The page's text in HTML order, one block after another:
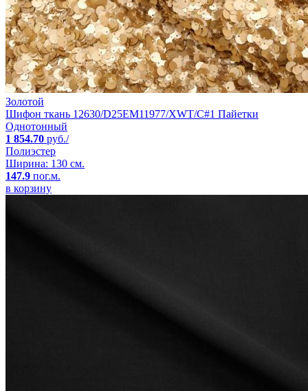
Золотой
Шифон ткань 12630/D25EM11977/XWT/C#1 Пайетки
Однотонный
1 854.70 руб./
Полиэстер
Ширина: 130 см.
147.9 пог.м.
в корзину